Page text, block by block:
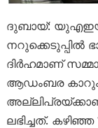
ദുബായ്:
നറുക്കെടുപ്പില്‍
ദിര്‍ഹമാണ്
ആഡംബര
ലഭിച്ചത്.